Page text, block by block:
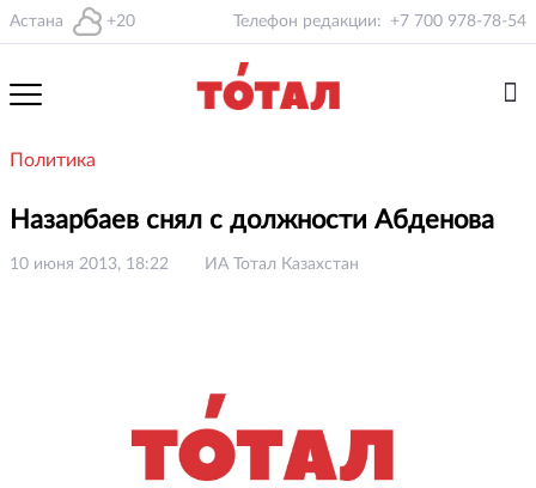
Астана +20 Телефон редакции: +7 700 978-78-54
Политика
Назарбаев снял с должности Абденова
10 июня 2013, 18:22 ИА Тотал Казахстан